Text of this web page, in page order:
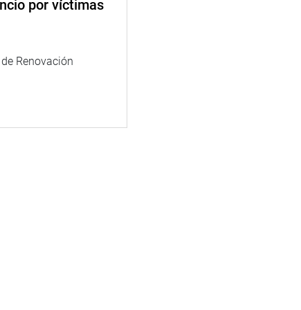
de
(DIRIS Sur y
de
básica.
por víctimas
Renovación